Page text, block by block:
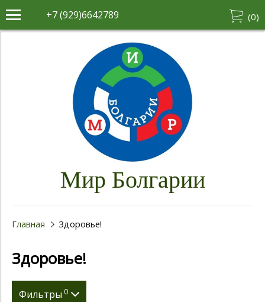
+7 (929)6642789 (0)
Мир Болгарии
Главная Здоровье!
Здоровье!
Фильтры 0